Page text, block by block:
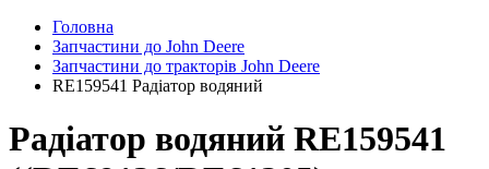
Головна
Запчастини до John Deere
Запчастини до тракторів John Deere
RE159541 Радіатор водяний
Радіатор водяний RE159541